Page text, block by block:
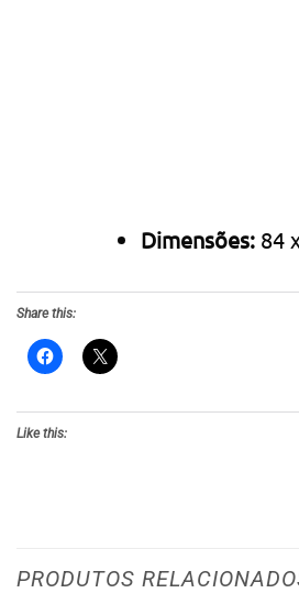
Dimensões: 84
Share this:
Like this:
PRODUTOS